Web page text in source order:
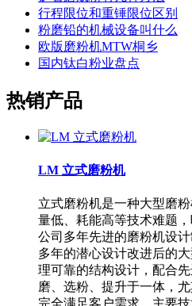
行程限位和重锤限位区别
粉磨铅的机械设备叫什么
欧版磨粉机MTW桐乡
国内钛白粉业盘点
热销产品
LM 立式磨粉机
立式磨粉机是一种大型磨
量低、耗能高等技术难题
公司多年先进的磨粉机设
多年的潜心设计改进后的
理可靠的结构设计，配合
磨、选粉、提升于一体，